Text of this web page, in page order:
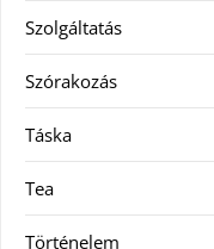
Szolgáltatás
Szórakozás
Táska
Tea
Történelem